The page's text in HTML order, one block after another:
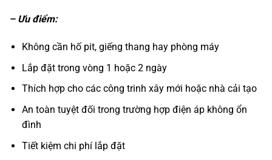
– Ưu điểm:
Không cần hố pit, giếng thang hay phòng máy
Lắp đặt trong vòng 1 hoặc 2 ngày
Thích hợp cho các công trinh xây mới hoặc nhà cải tạo
An toàn tuyệt đối trong trường hợp điện áp không ổn
đình
Tiết kiệm chi phí lắp đặt